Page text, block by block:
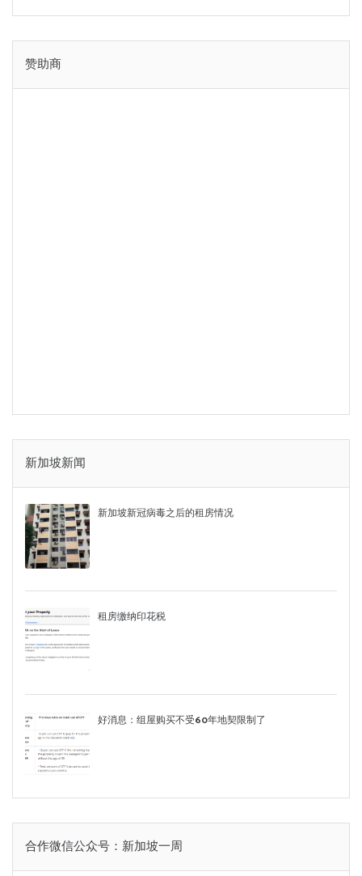
赞助商
新加坡新闻
新加坡新冠病毒之后的租房情况
租房缴纳印花税
好消息：组屋购买不受60年地契限制了
合作微信公众号：新加坡一周